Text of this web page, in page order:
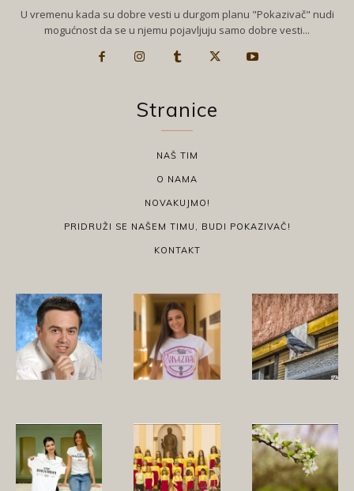
U vremenu kada su dobre vesti u durgom planu "Pokazivač" nudi
mogućnost da se u njemu pojavljuju samo dobre vesti...
Stranice
NAŠ TIM
O NAMA
NOVAKUJMO!
PRIDRUŽI SE NAŠEM TIMU, BUDI POKAZIVAČ!
KONTAKT